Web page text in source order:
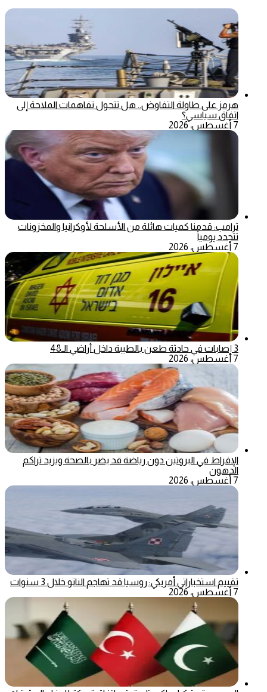
هرمز على طاولة التفاوض.. هل تتحول تفاهمات الملاحة إلى
اتفاق سياسي؟
7 أغسطس، 2026
ترامب: قدمنا كميات هائلة من الأسلحة لأوكرانيا والمخزونات
تتجدد يومياً
7 أغسطس، 2026
3 إصابات في حادثة طعن بالطيبة داخل أراضي الـ48
7 أغسطس، 2026
الإفراط في البروتين دون رياضة قد يضر بالصحة ويزيد تراكم
الدهون
7 أغسطس، 2026
تقييم استخباراتي أمريكي: روسيا قد تهاجم الناتو خلال 3 سنوات
7 أغسطس، 2026